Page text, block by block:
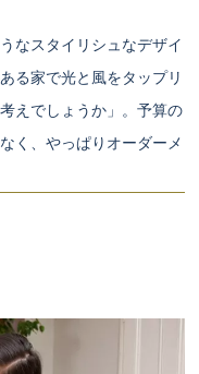
なスタイリシュなデザイ
る家で光と風をタップリ
えでしょうか」。予算の
く、やっぱりオーダーメ